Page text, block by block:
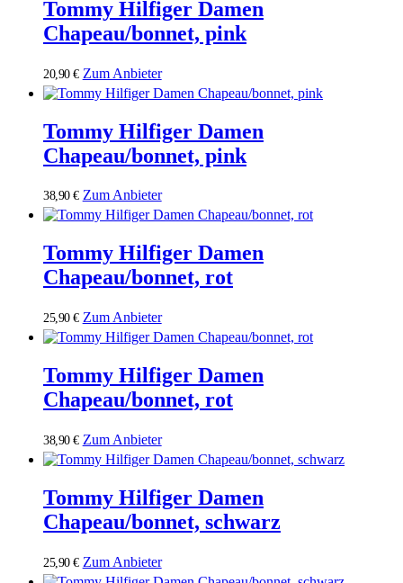
Tommy Hilfiger Damen
Chapeau/bonnet, pink
20,90€ Zum Anbieter
Tommy Hilfiger Damen
Chapeau/bonnet, pink
38,90€ Zum Anbieter
Tommy Hilfiger Damen
Chapeau/bonnet, rot
25,90€ Zum Anbieter
Tommy Hilfiger Damen
Chapeau/bonnet, rot
38,90€ Zum Anbieter
Tommy Hilfiger Damen
Chapeau/bonnet, schwarz
25,90€ Zum Anbieter